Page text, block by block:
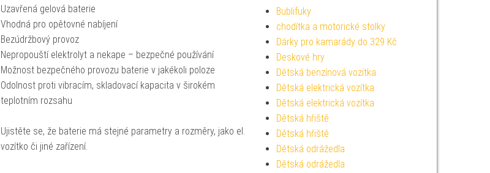
Uzavřená gelová baterie
Vhodná pro opětovné nabíjení
Bezúdržbový provoz
Nepropouští elektrolyt a nekape – bezpečné používání
Možnost bezpečného provozu baterie v jakékoli poloze
Odolnost proti vibracím, skladovací kapacita v širokém
teplotním rozsahu
Ujistěte se, že baterie má stejné parametry a rozměry, jako el.
vozítko či jiné zařízení.
Bublifuky
chodítka a motorické stolky
Dárky pro kamarády do 329 Kč
Deskové hry
Dětská benzínová vozítka
Dětská elektrická vozítka
Dětská elektrická vozítka
Dětská hřiště
Dětská hřiště
Dětská odrážedla
Dětská odrážedla